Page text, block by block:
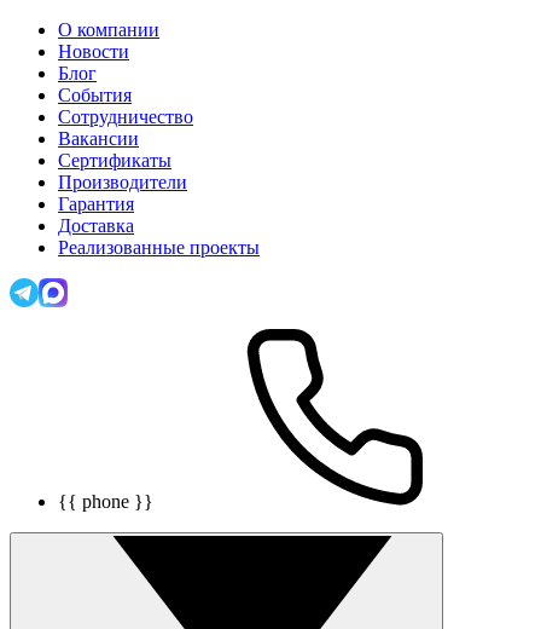
О компании
Новости
Блог
События
Сотрудничество
Вакансии
Сертификаты
Производители
Гарантия
Доставка
Реализованные проекты
{{ phone }}